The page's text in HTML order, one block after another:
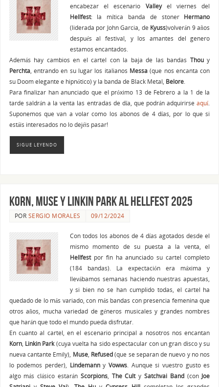
encabezar el escenario Valleyel viernes del
Hellfest: la mítica banda de stoner Hermano
(liderada por John Garcia, de Kyuss)volverán 9 años
después al festival, y los amantes del genero
estamos encantados.
Además hay cambios en el cartel con la baja de las bandas Thouy
Perchta, entrando en su lugar los italianos Messa (que nos encanta con
su Doom elegante e hipnótico) y la banda de Black Metal, Belore.
Para finalizar han anunciado que el próximo 13 de Febrero a la 1 de la
tarde saldrán a la venta las entradas de día, que podrán adquirirseaquí.
Suponemos que van a volar como los abonos de 4 días, por lo que si
estáis interesados no lo dejéis pasar!
SIGUE LEYENDO
Korn, Muse y Linkin Park al Hellfest 2025
POR SERGIO MORALES 09/12/2024
Con todos los abonos de 4 días agotados desde el
mismo momento de su puesta a la venta, el
Hellfestpor fin ha anunciado su cartel completo
(184 bandas). La expectación era máxima y
llevábamos semanas haciendo nuestras apuestas,
y si bien no se han cumplido todas, el cartel ha
quedado de lo más variado, con más bandas con presencia femenina que
otros años, mucha variedad de géneros musicales y grandes nombres
que harán que todo el mundo pueda disfrutar.
En cuanto al cartel, en el escenario principal a nosotros nos encantan
Korn, Linkin Park(cuya vuelta ha sido espectacular con un gran disco y su
nueva cantante Emily), Muse, Refused(que se separan de nuevo y no nos
lo podemos perder), LindemannyVowws. Aunque si vuestro gusto es
algo más clásico estarán Scorpions, The CultySatchvai Band(con Joe